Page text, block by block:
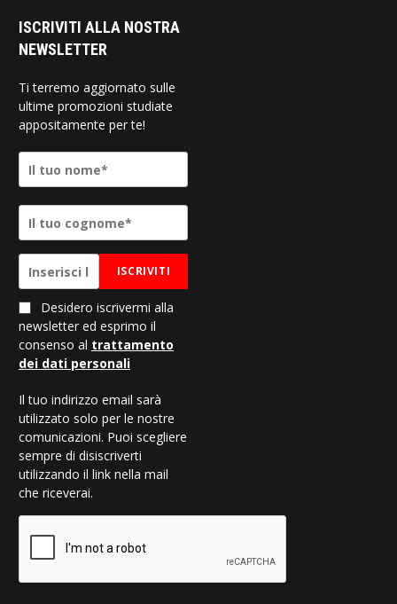
ISCRIVITI ALLA NOSTRA
NEWSLETTER
Ti terremo aggiornato sulle
ultime promozioni studiate
appositamente per te!
ISCRIVITI
Desidero iscrivermi alla
newsletter ed esprimo il
consenso al trattamento
dei dati personali
Il tuo indirizzo email sarà
utilizzato solo per le nostre
comunicazioni. Puoi scegliere
sempre di disiscriverti
utilizzando il link nella mail
che riceverai.